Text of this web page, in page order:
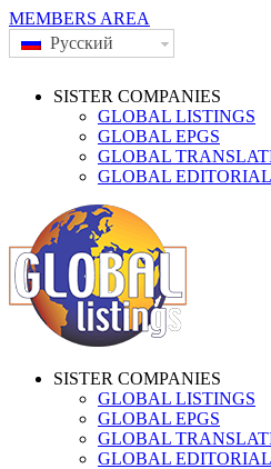
MEMBERS AREA
Русский
SISTER COMPANIES
GLOBAL LISTINGS
GLOBAL EPGS
GLOBAL
GLOBAL EDITORIAL
SISTER COMPANIES
GLOBAL LISTINGS
GLOBAL EPGS
GLOBAL
GLOBAL EDITORIAL